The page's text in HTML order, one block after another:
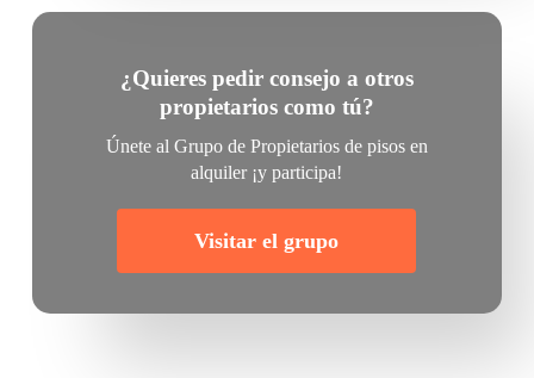
¿Quieres pedir consejo a otros
propietarios como tú?
Únete al Grupo de Propietarios de pisos en
alquiler ¡y participa!
Visitar el grupo